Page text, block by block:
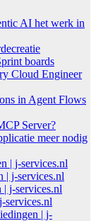
AI het werk in
boards
Cloud Engineer
in Agent Flows
Server?
meer nodig
| j-services.nl
| j-services.nl
j-services.nl
services.nl
| j-